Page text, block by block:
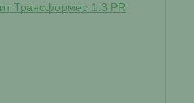
Трансформер 1.3 PR